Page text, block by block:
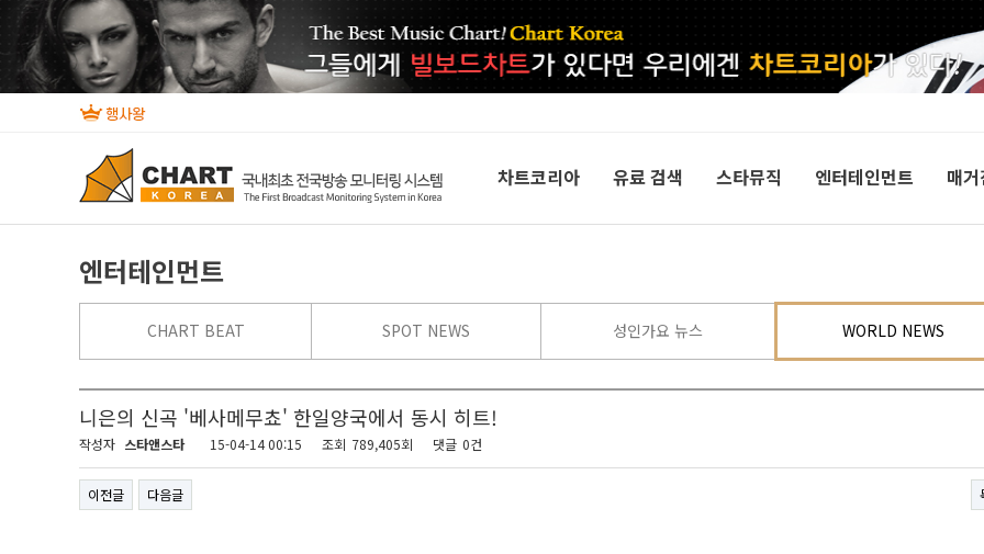
차트코리아 유료 검색 스타뮤직 엔터테인먼트 매
엔터테인먼트
CHART BEAT SPOT NEWS 성인가요 뉴스 WORLD NEWS
니은의 신곡 '베사메무쵸' 한일양국에서 동시 히트!
작성자 스타앤스타 15-04-14 00:15 조회 789,405회 댓글 0건
이전글 다음글